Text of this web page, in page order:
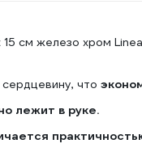
см железо хром
что
лежит в руке.